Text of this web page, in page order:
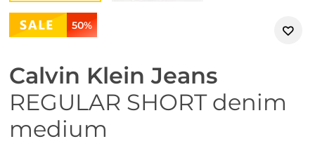
50%
Calvin Klein Jeans
REGULAR SHORT denim
medium